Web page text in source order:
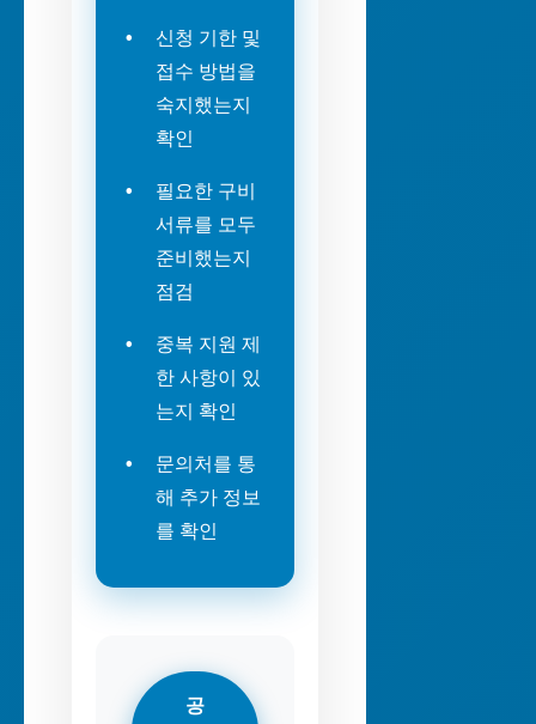
신청 기한 및
접수 방법을
숙지했는지
확인
필요한 구비
서류를 모두
준비했는지
점검
중복 지원 제
한 사항이 있
는지 확인
문의처를 통
해 추가 정보
를 확인
공